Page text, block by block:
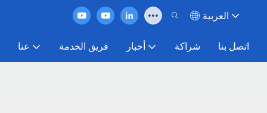
العربية
عنا فريق الخدمة أخبار شراكة اتصل بنا